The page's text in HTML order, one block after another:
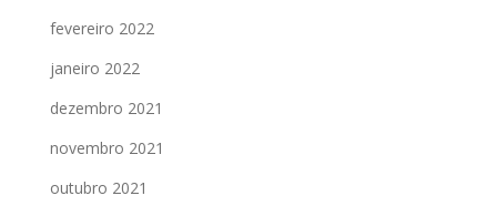
fevereiro 2022
janeiro 2022
dezembro 2021
novembro 2021
outubro 2021